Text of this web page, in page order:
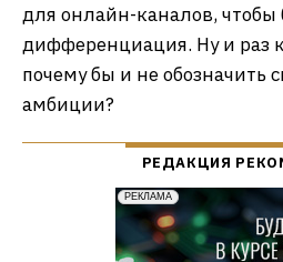
для онлайн-каналов, чтобы
дифференциация. Ну и раз
почему бы и не обозначить
амбиции?